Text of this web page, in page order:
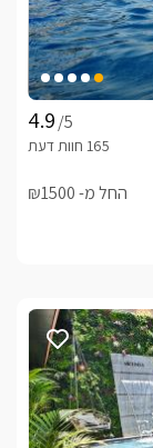
/5
החל מ- ₪1500